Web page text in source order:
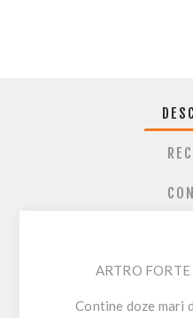
ARTRO
Contine doze mari